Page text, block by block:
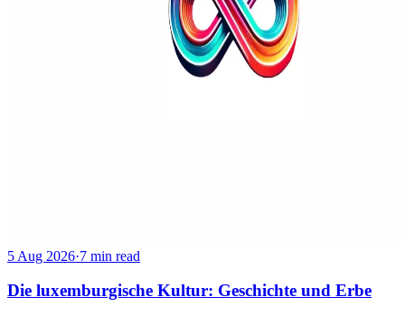
5 Aug 2026·7 min read
Die luxemburgische Kultur: Geschichte und Erbe